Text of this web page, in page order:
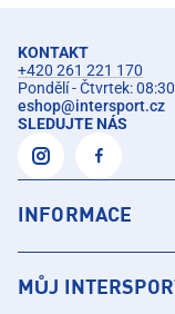
KONTAKT
+420 261 221 170
Pondělí - Čtvrtek:
eshop@intersport.cz
SLEDUJTE NÁS
INFORMACE
MŮJ